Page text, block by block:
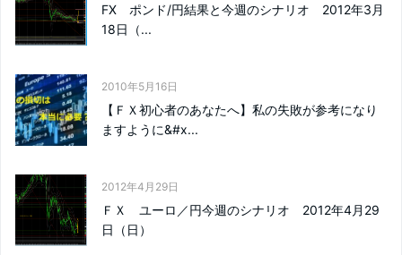
FX ポンド/円結果と今週のシナリオ 2012年3月
18日（...
2010年5月16日
【ＦＸ初心者のあなたへ】私の失敗が参考になり
ますように&#x...
2012年4月29日
ＦＸ ユーロ／円今週のシナリオ 2012年4月29
日（日）